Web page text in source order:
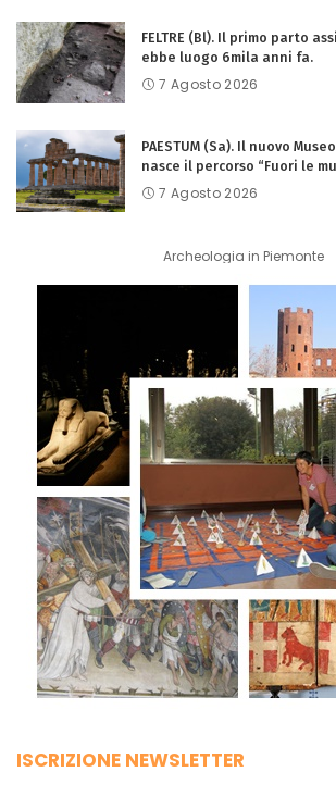
FELTRE (Bl). Il primo parto
ebbe luogo 6mila anni fa.
7 Agosto 2026
PAESTUM (Sa). Il nuovo
nasce il percorso “Fuori le
7 Agosto 2026
Archeologia in Piemonte
ISCRIZIONE NEWSLETTER